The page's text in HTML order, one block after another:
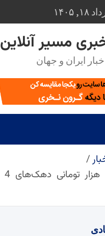
۱۴۰۵
مسیر آنلاین
ایران و جهان